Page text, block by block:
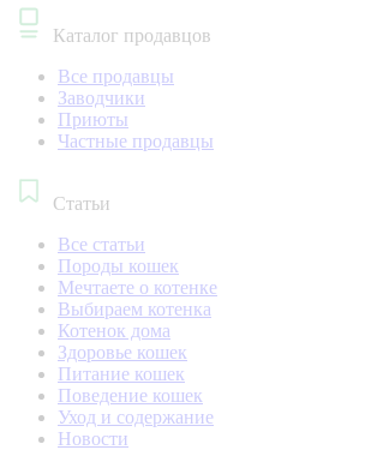
Каталог продавцов
Все продавцы
Заводчики
Приюты
Частные продавцы
Статьи
Все статьи
Породы кошек
Мечтаете о котенке
Выбираем котенка
Котенок дома
Здоровье кошек
Питание кошек
Поведение кошек
Уход и содержание
Новости